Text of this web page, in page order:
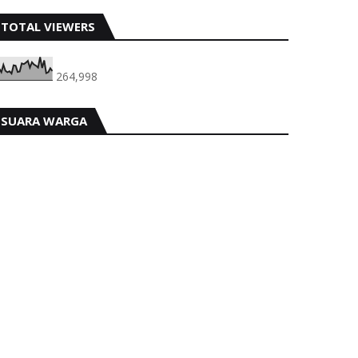
TOTAL VIEWERS
264,998
SUARA WARGA